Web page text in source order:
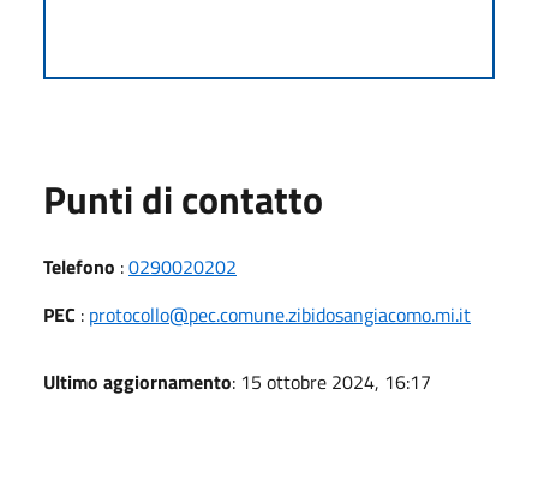
Punti di contatto
Telefono :0290020202
PEC : protocollo@pec.comune.zibidosangiacomo.mi.it
Ultimo aggiornamento: 15 ottobre 2024, 16:17